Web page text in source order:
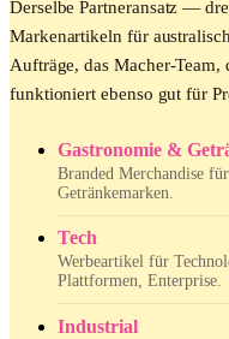
Derselbe Partneransatz —
Markenartikeln für
Aufträge, das Macher-
funktioniert ebenso gut für
Gastronomie &
Branded Merchandise
Getränkemarken.
Tech
Werbeartikel für
Plattformen, Enterprise.
Industrial